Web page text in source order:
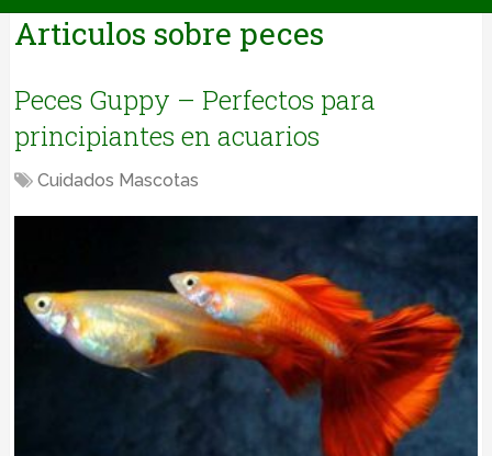
Articulos sobre peces
Peces Guppy – Perfectos para
principiantes en acuarios
Cuidados Mascotas